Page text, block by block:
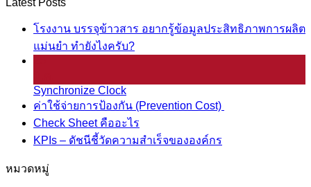
Latest Posts
โรงงาน บรรจุข้าวสาร อยากรู้ข้อมูลประสิทธิภาพการผลิต
แม่นยำ ทำยังไงครับ?
Synchronize Clock
ค่าใช้จ่ายการป้องกัน (Prevention Cost)
Check Sheet คืออะไร
KPIs – ดัชนีชี้วัดความสำเร็จขององค์กร
หมวดหมู่